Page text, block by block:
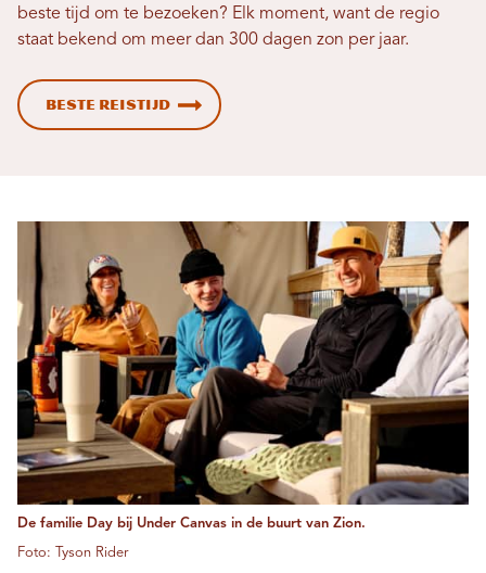
beste tijd om te bezoeken? Elk moment, want de regio
staat bekend om meer dan 300 dagen zon per jaar.
Beste reistijd
De familie Day bij Under Canvas in de buurt van Zion.
Foto: Tyson Rider